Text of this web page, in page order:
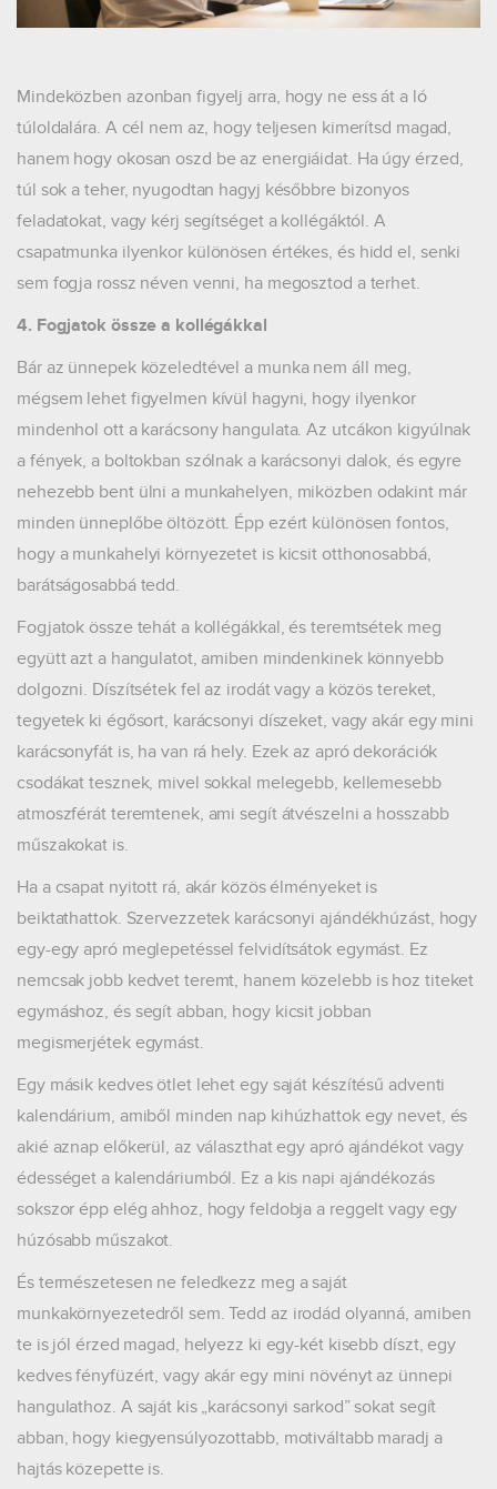
Mindeközben azonban figyelj arra, hogy ne ess át a ló
túloldalára. A cél nem az, hogy teljesen kimerítsd magad,
hanem hogy okosan oszd be az energiáidat. Ha úgy érzed,
túl sok a teher, nyugodtan hagyj későbbre bizonyos
feladatokat, vagy kérj segítséget a kollégáktól. A
csapatmunka ilyenkor különösen értékes, és hidd el, senki
sem fogja rossz néven venni, ha megosztod a terhet.
4. Fogjatok össze a kollégákkal
Bár az ünnepek közeledtével a munka nem áll meg,
mégsem lehet figyelmen kívül hagyni, hogy ilyenkor
mindenhol ott a karácsony hangulata. Az utcákon kigyúlnak
a fények, a boltokban szólnak a karácsonyi dalok, és egyre
nehezebb bent ülni a munkahelyen, miközben odakint már
minden ünneplőbe öltözött. Épp ezért különösen fontos,
hogy a munkahelyi környezetet is kicsit otthonosabbá,
barátságosabbá tedd.
Fogjatok össze tehát a kollégákkal, és teremtsétek meg
együtt azt a hangulatot, amiben mindenkinek könnyebb
dolgozni. Díszítsétek fel az irodát vagy a közös tereket,
tegyetek ki égősort, karácsonyi díszeket, vagy akár egy mini
karácsonyfát is, ha van rá hely. Ezek az apró dekorációk
csodákat tesznek, mivel sokkal melegebb, kellemesebb
atmoszférát teremtenek, ami segít átvészelni a hosszabb
műszakokat is.
Ha a csapat nyitott rá, akár közös élményeket is
beiktathattok. Szervezzetek karácsonyi ajándékhúzást, hogy
egy-egy apró meglepetéssel felvidítsátok egymást. Ez
nemcsak jobb kedvet teremt, hanem közelebb is hoz titeket
egymáshoz, és segít abban, hogy kicsit jobban
megismerjétek egymást.
Egy másik kedves ötlet lehet egy saját készítésű adventi
kalendárium, amiből minden nap kihúzhattok egy nevet, és
akié aznap előkerül, az választhat egy apró ajándékot vagy
édességet a kalendáriumból. Ez a kis napi ajándékozás
sokszor épp elég ahhoz, hogy feldobja a reggelt vagy egy
húzósabb műszakot.
És természetesen ne feledkezz meg a saját
munkakörnyezetedről sem. Tedd az irodád olyanná, amiben
te is jól érzed magad, helyezz ki egy-két kisebb díszt, egy
kedves fényfüzért, vagy akár egy mini növényt az ünnepi
hangulathoz. A saját kis „karácsonyi sarkod” sokat segít
abban, hogy kiegyensúlyozottabb, motiváltabb maradj a
hajtás közepette is.